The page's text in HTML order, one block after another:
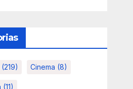
(219) Cinema (8)
(11)